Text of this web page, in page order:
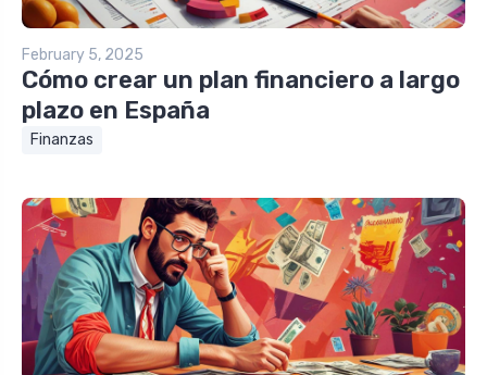
February 5, 2025
Cómo crear un plan financiero a largo
plazo en España
Finanzas